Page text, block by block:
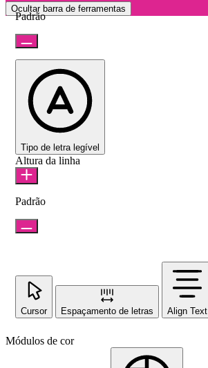
Ocultar barra de ferramentas
Padrão
Tipo de letra legível
Altura da linha
Padrão
Cursor Espaçamento de letras Align Text
Módulos de cor